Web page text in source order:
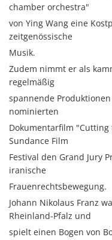
chamber orchestra"
von Ying Wang eine
zeitgenössische
Musik.
Zudem nimmt er als
regelmäßig
spannende
nominierten
Dokumentarfilm
Sundance Film
Festival den Grand Jury
iranische
Frauenrechtsbewegung.
Johann Nikolaus Franz
Rheinland-Pfalz und
spielt einen Bogen von